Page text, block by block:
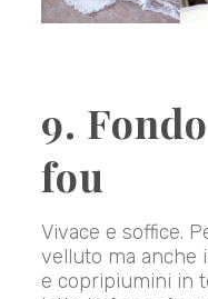
9.
fou
Vivace e soffice.
velluto ma anche
e copripiumini in